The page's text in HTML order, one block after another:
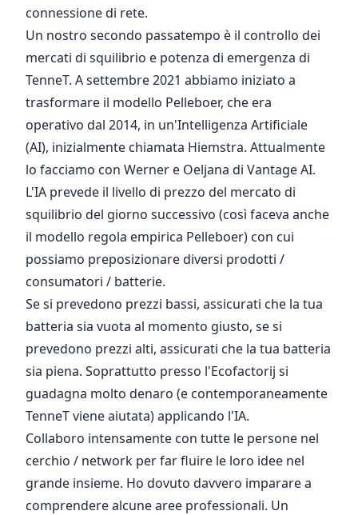
connessione di rete.
Un nostro secondo passatempo è il controllo dei
mercati di squilibrio e potenza di emergenza di
TenneT. A settembre 2021 abbiamo iniziato a
trasformare il modello Pelleboer, che era
operativo dal 2014, in un'Intelligenza Artificiale
(AI), inizialmente chiamata Hiemstra. Attualmente
lo facciamo con Werner e Oeljana di Vantage AI.
L'IA prevede il livello di prezzo del mercato di
squilibrio del giorno successivo (così faceva anche
il modello regola empirica Pelleboer) con cui
possiamo preposizionare diversi prodotti /
consumatori / batterie.
Se si prevedono prezzi bassi, assicurati che la tua
batteria sia vuota al momento giusto, se si
prevedono prezzi alti, assicurati che la tua batteria
sia piena. Soprattutto presso l'Ecofactorij si
guadagna molto denaro (e contemporaneamente
TenneTviene aiutata) applicando l'IA.
Collaboro intensamente con tutte le persone nel
cerchio / network per far fluire le loro idee nel
grande insieme. Ho dovuto davvero imparare a
comprendere alcune aree professionali. Un